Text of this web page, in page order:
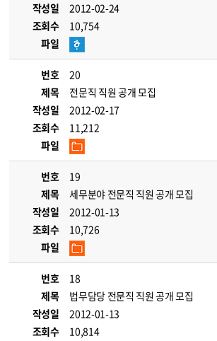
작성일
2012-02-24
조회수
10,754
파일
번호
20
제목
전문직 직원 공개 모집
작성일
2012-02-17
조회수
11,212
파일
번호
19
제목
세무분야 전문직 직원 공개 모집
작성일
2012-01-13
조회수
10,726
파일
번호
18
제목
법무담당 전문직 직원 공개 모집
작성일
2012-01-13
조회수
10,814